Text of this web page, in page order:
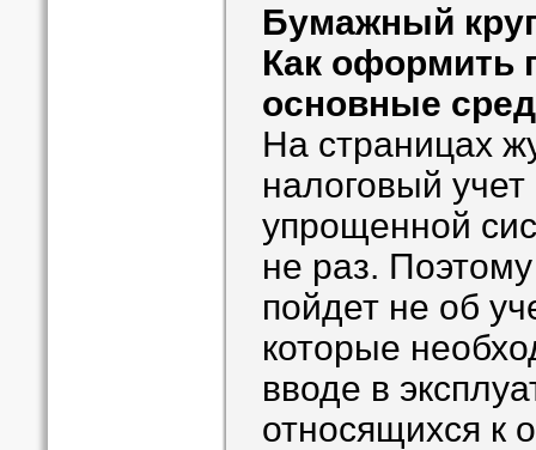
Бумажный
Как оформить
основные
На страницах
налоговый
упрощенной
не раз.
пойдет не об
которые
вводе в
относящихся к